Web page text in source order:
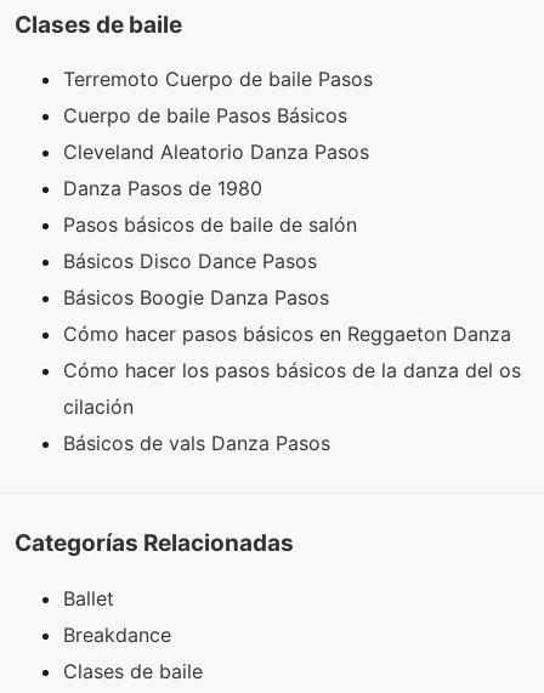
Clases de baile
Terremoto Cuerpo de baile Pasos
Cuerpo de baile Pasos Básicos
Cleveland Aleatorio Danza Pasos
Danza Pasos de 1980
Pasos básicos de baile de salón
Básicos Disco Dance Pasos
Básicos Boogie Danza Pasos
Cómo hacer pasos básicos en Reggaeton Danza
Cómo hacer los pasos básicos de la danza del os
cilación
Básicos de vals Danza Pasos
Categorías Relacionadas
Ballet
Breakdance
Clases de baile